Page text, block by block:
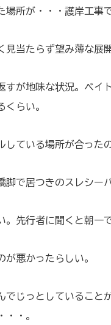
場所が・・・護岸工事
見当たらず望み薄な展
すが地味な状況。ベイ
くらい。
している場所が合った
脚で居つきのスレシー
。先行者に聞くと朝一
が悪かったらしい。
でじっとしていること
・・。